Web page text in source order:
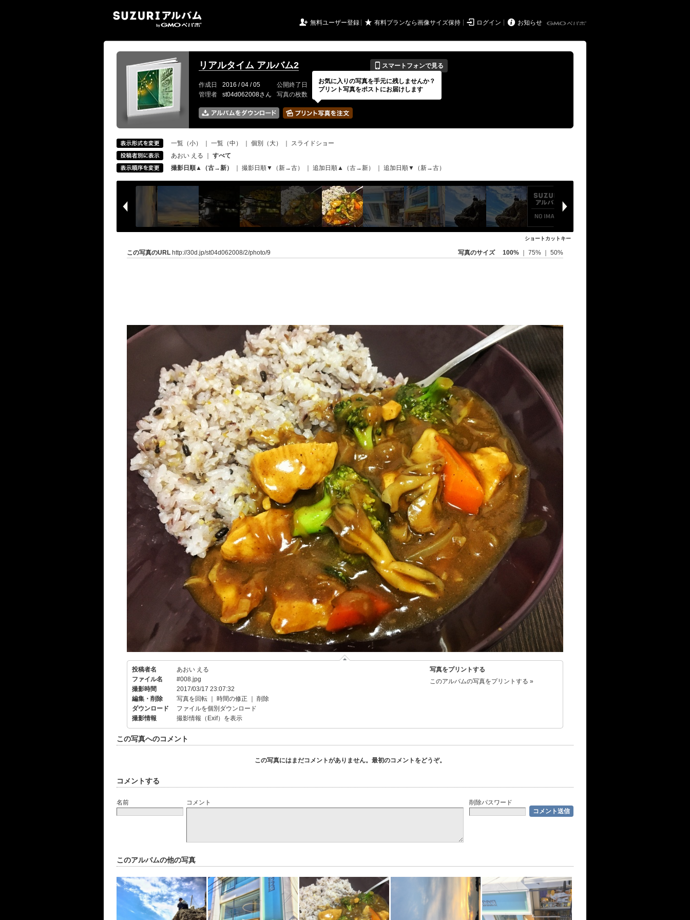
 無料ユーザー登録 ★ 有料プランなら画像サイズ保持  ログイン  お知らせ
リアルタイム アルバム2 📱 スマートフォンで見る
作成日 2016 / 04 / 05 公開終了日 無期限 イベントの期間
---
管理者
st04d062008さん 写真の枚数 10 / 150枚
一覧（小） 一覧（中） 個別（大）
スライドショー
あおい える
すべて
撮影日順▲（古→新）
撮影日順▼（新→古） 追加日順▲（古→新） 追加日順▼（新→古）
ショートカットキー
この写真のURL http://30d.jp/st04d062008/2/photo/9 写真のサイズ 100% 75% 50%
投稿者名
あおい える
ファイル名
#008.jpg
撮影時間
2017/03/17 23:07:32
編集・削除
写真を回転 時間の修正
削除
ダウンロード
ファイルを個別ダウンロード
撮影情報
撮影情報（Exif）を表示
写真をプリントする
このアルバムの写真をプリントする »
この写真へのコメント
この写真にはまだコメントがありません。最初のコメントをどうぞ。
コメントする
名前 コメント 削除パスワード
このアルバムの他の写真
お気に入りの写真を手元に残しませんか？
プリント写真をポストにお届けします